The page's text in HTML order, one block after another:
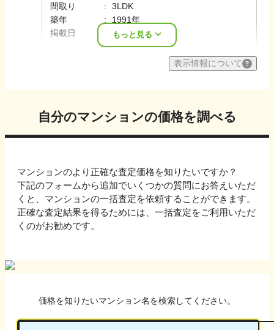
間取り
3LDK
築年
1991年
掲載日
2026年07月
もっと見る
表示情報について
自分のマンションの価格を調べる
マンションのより正確な査定価格を知りたいですか？
下記のフォームから追加でいくつかの質問にお答えいただ
くと、マンションの一括査定を依頼することができます。
正確な査定結果を得るためには、一括査定をご利用いただ
くのがお勧めです。
価格を知りたいマンション名を検索してください。